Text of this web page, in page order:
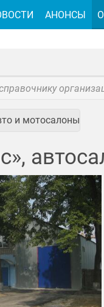
и мотосалоны
АНОНСЫ